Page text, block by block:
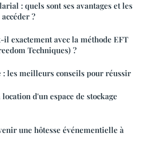
: quels sont ses avantages et les
?
il exactement avec la méthode EFT
Techniques) ?
les meilleurs conseils pour réussir
d'un espace de stockage
une hôtesse événementielle à